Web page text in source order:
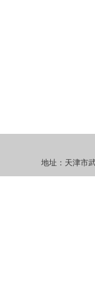
地址：天津市